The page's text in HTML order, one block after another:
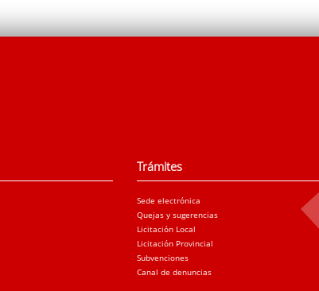
Trámites
Sede electrónica
Quejas y sugerencias
Licitación Local
Licitación Provincial
Subvenciones
Canal de denuncias